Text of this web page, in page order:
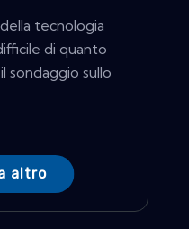
tecnologia
di quanto
sondaggio sullo
altro